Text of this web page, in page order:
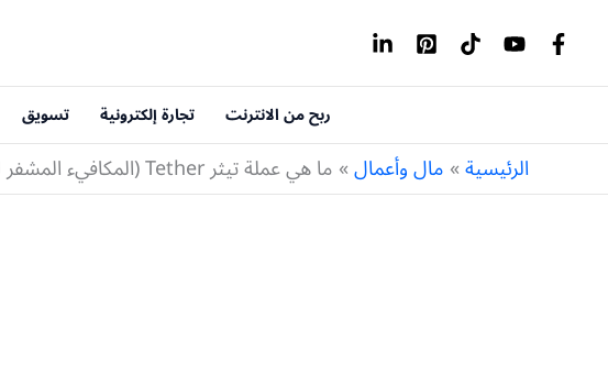
المحتوى
ربح من الانترنت تجارة إلكترونية تسويق
الرئيسية مال وأعمال ما هي عملة تيثر Tether (المكافيء المشفر للدولار)